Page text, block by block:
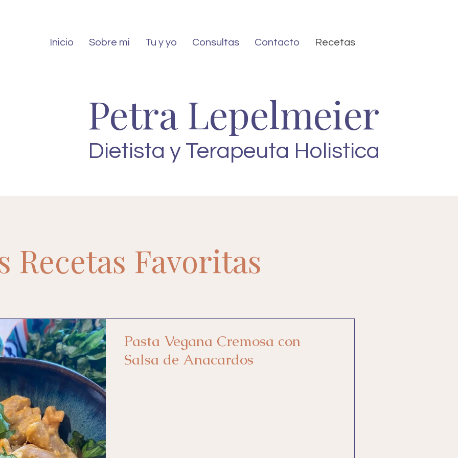
Inicio Sobre mi Tu y yo Consultas Contacto Recetas
Petra Lepelmeier
Dietista y Terapeuta Holistica
Recetas Favoritas
Pasta Vegana Cremosa con
Salsa de Anacardos